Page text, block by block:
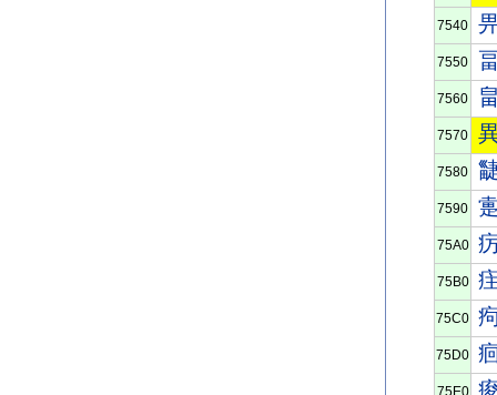
7540
7550
7560
7570
7580
7590
75A0
75B0
75C0
75D0
75E0